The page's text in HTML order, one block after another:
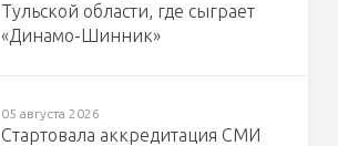
Тульской области, где сыграет
«Динамо-Шинник»
05 августа 2026
Стартовала аккредитация СМИ